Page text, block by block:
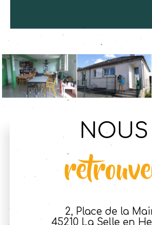
NOUS
2, Place de la
45210 La Selle en